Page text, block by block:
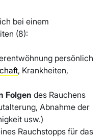
bei einem
(8):
persönlich
, Krankheiten,
Folgen des Rauchens
Abnahme der
usw.)
Rauchstopps für das